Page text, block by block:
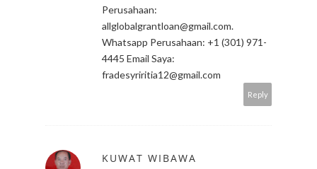
Perusahaan:
allglobalgrantloan@gmail.com.
Whatsapp Perusahaan: +1 (301) 971-
4445 Email Saya:
fradesyriritia12@gmail.com
Reply
KUWAT WIBAWA